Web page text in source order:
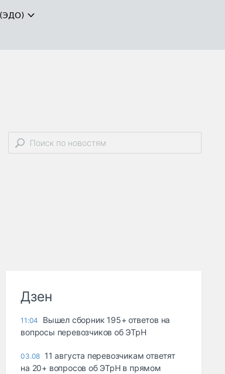
Дзен
11:04
Вышел сборник 195+ ответов на
вопросы перевозчиков об ЭТрН
03.08 11 августа перевозчикам ответят
на 20+ вопросов об ЭТрН в прямом